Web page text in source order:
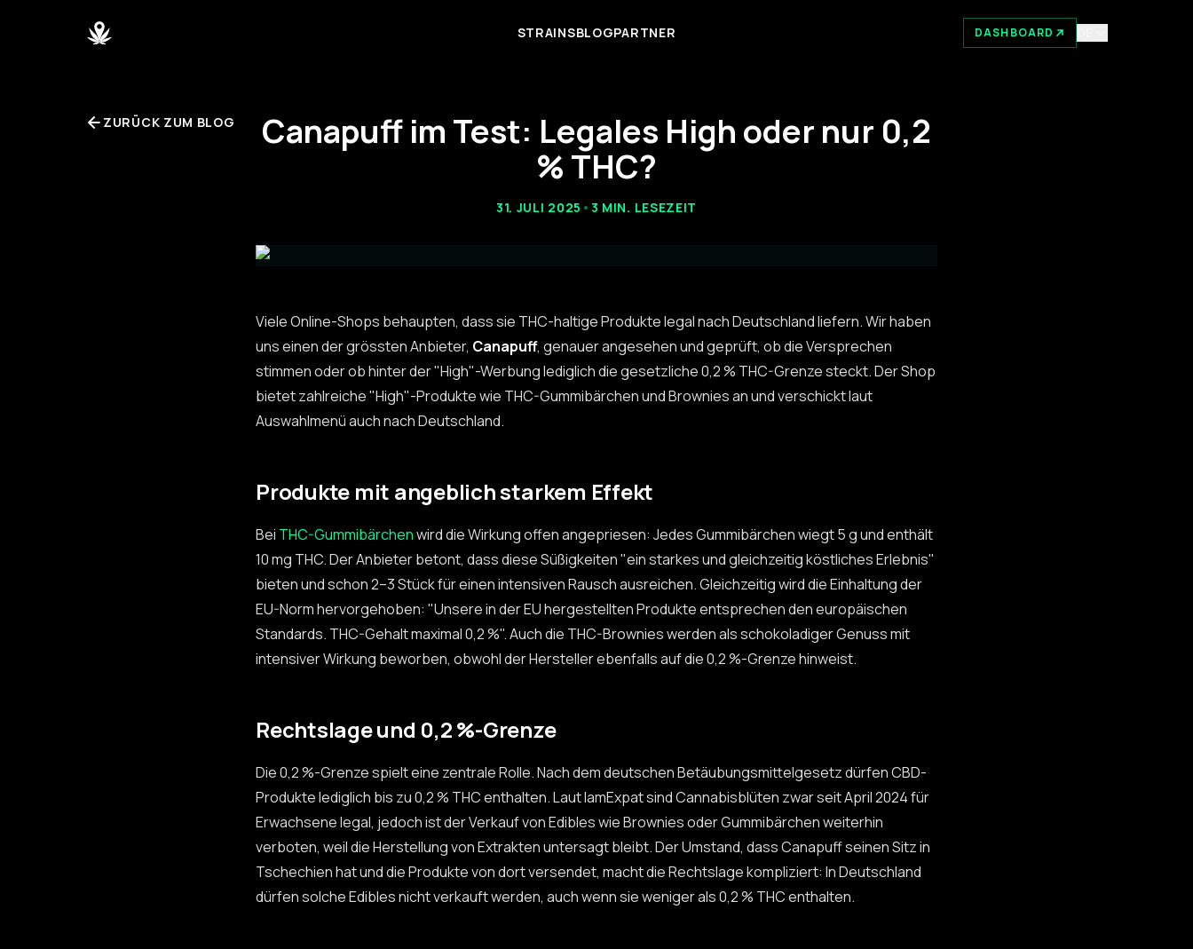
STRAINSBLOGPARTNER DASHBOARD
ZURÜCK ZUM BLOG
Canapuff im Test: Legales High oder nur 0,2
% THC?
31. JULI 2025 • 3 MIN. LESEZEIT
Viele Online-Shops behaupten, dass sie THC-haltige Produkte legal nach Deutschland liefern. Wir haben
uns einen der grössten Anbieter, Canapuff, genauer angesehen und geprüft, ob die Versprechen
stimmen oder ob hinter der "High"-Werbung lediglich die gesetzliche 0,2 % THC-Grenze steckt. Der Shop
bietet zahlreiche "High"-Produkte wie THC-Gummibärchen und Brownies an und verschickt laut
Auswahlmenü auch nach Deutschland.
Produkte mit angeblich starkem Effekt
Bei THC-Gummibärchenwird die Wirkung offen angepriesen: Jedes Gummibärchen wiegt 5 g und enthält
10 mg THC. Der Anbieter betont, dass diese Süßigkeiten "ein starkes und gleichzeitig köstliches Erlebnis"
bieten und schon 2–3 Stück für einen intensiven Rausch ausreichen. Gleichzeitig wird die Einhaltung der
EU-Norm hervorgehoben: "Unsere in der EU hergestellten Produkte entsprechen den europäischen
Standards. THC-Gehalt maximal 0,2 %". Auch die THC-Brownies werden als schokoladiger Genuss mit
intensiver Wirkung beworben, obwohl der Hersteller ebenfalls auf die 0,2 %-Grenze hinweist.
Rechtslage und 0,2 %-Grenze
Die 0,2 %-Grenze spielt eine zentrale Rolle. Nach dem deutschen Betäubungsmittelgesetz dürfen CBD-
Produkte lediglich bis zu 0,2 % THC enthalten. Laut IamExpat sind Cannabisblüten zwar seit April 2024 für
Erwachsene legal, jedoch ist der Verkauf von Edibles wie Brownies oder Gummibärchen weiterhin
verboten, weil die Herstellung von Extrakten untersagt bleibt. Der Umstand, dass Canapuff seinen Sitz in
Tschechien hat und die Produkte von dort versendet, macht die Rechtslage kompliziert: In Deutschland
dürfen solche Edibles nicht verkauft werden, auch wenn sie weniger als 0,2 % THC enthalten.